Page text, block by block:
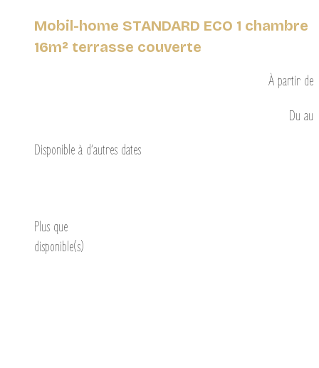
Mobil-home STANDARD ECO 1 chambre
16m² terrasse couverte
À partir de
Du au
Disponible à d’autres dates
Plus que
disponible(s)